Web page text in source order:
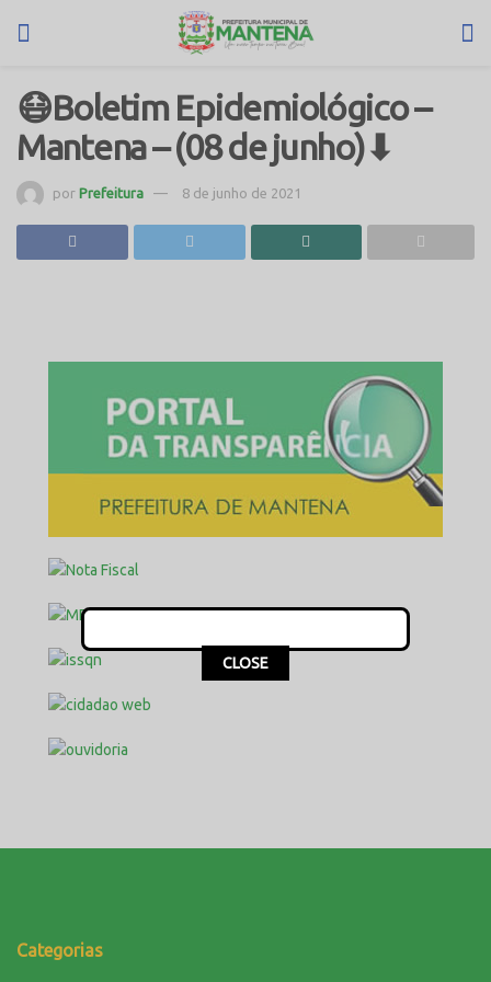
😷Boletim Epidemiológico –
Mantena – (08 de junho)⬇
por Prefeitura 8 de junho de 2021
Categorias
This popup will close in:
CLOSE